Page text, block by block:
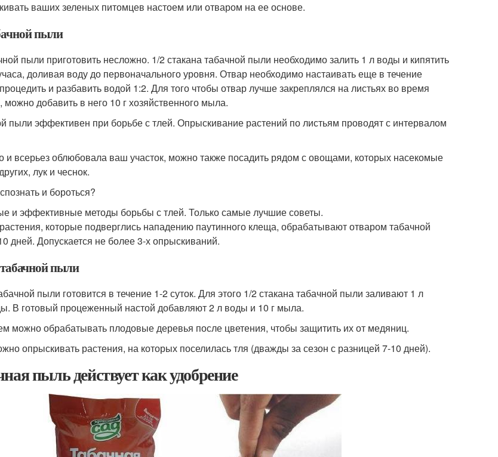
ваших зеленых питомцев настоем или отваром на ее основе.
пыли
пыли приготовить несложно. 1/2 стакана табачной пыли необходимо залить 1 л воды и кипятить
доливая воду до первоначального уровня. Отвар необходимо настаивать еще в течение
и разбавить водой 1:2. Для того чтобы отвар лучше закреплялся на листьях во время
добавить в него 10 г хозяйственного мыла.
пыли эффективен при борьбе с тлей. Опрыскивание растений по листьям проводят с интервалом
и всерьез облюбовала ваш участок, можно также посадить рядом с овощами, которых насекомые
лук и чеснок.
и бороться?
и эффективные методы борьбы с тлей. Только самые лучшие советы.
которые подверглись нападению паутинного клеща, обрабатывают отваром табачной
дней. Допускается не более 3-х опрыскиваний.
пыли
пыли готовится в течение 1-2 суток. Для этого 1/2 стакана табачной пыли заливают 1 л
В готовый процеженный настой добавляют 2 л воды и 10 г мыла.
можно обрабатывать плодовые деревья после цветения, чтобы защитить их от медяниц.
опрыскивать растения, на которых поселилась тля (дважды за сезон с разницей 7-10 дней).
пыль действует как удобрение